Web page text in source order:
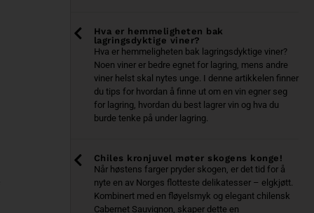
Hva er hemmeligheten bak
lagringsdyktige viner?
Hva er hemmeligheten bak lagringsdyktige viner?
Noen viner er bedre egnet for lagring, mens andre
viner helst skal nytes unge. I denne artikkelen finner
du tips for hvordan å finne ut om en vin egner seg
for lagring, hvordan du best lagrer vin og hva du
burde tenke på under lagring.
Chiles kronjuvel møter skogens konge!
Når høstens farger pryder skogen, er det tid for å
nyte en av Norges flotteste delikatesser – elgkjøtt.
Kombinert med en fløyelsmyk og elegant chilensk
Cabernet Sauvignon, skaper dette en